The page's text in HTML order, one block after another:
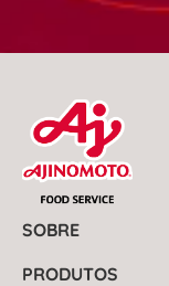
SOBRE
PRODUTOS